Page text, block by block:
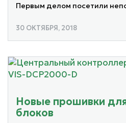
Первым делом посетили
30 ОКТЯБРЯ, 2018
Новые прошивки
блоков